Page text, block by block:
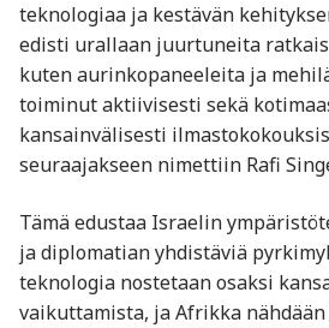
teknologiaa ja kestävän
edisti urallaan juurtuneita
kuten aurinkopaneeleita ja
toiminut aktiivisesti sekä
kansainvälisesti
seuraajakseen nimettiin Rafi
Tämä edustaa Israelin
ja diplomatian yhdistäviä
teknologia nostetaan osaksi
vaikuttamista, ja Afrikka nähdään